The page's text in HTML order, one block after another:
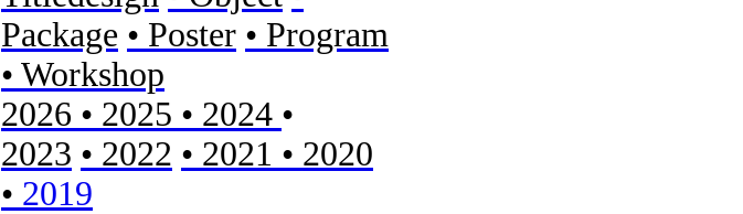
Package • Poster • Program
• Workshop
2026 • 2025 • 2024 •
2023 • 2022 • 2021 • 2020
• 2019